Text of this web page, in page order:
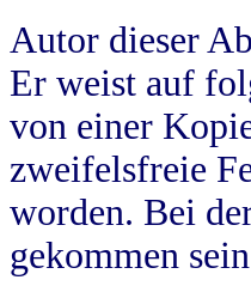
Autor dieser
Er weist auf
von einer
zweifelsfreie
worden. Bei
gekommen